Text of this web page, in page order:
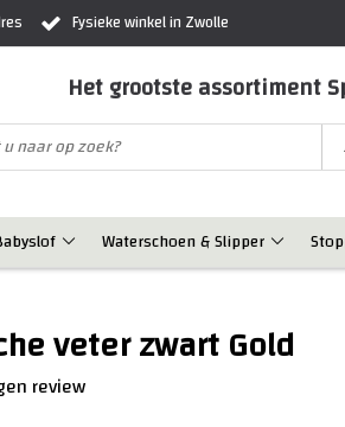
Fysieke winkel in Zwolle
Waterschoen & Slipper
Het grootste assortiment
veter zwart Gold
review